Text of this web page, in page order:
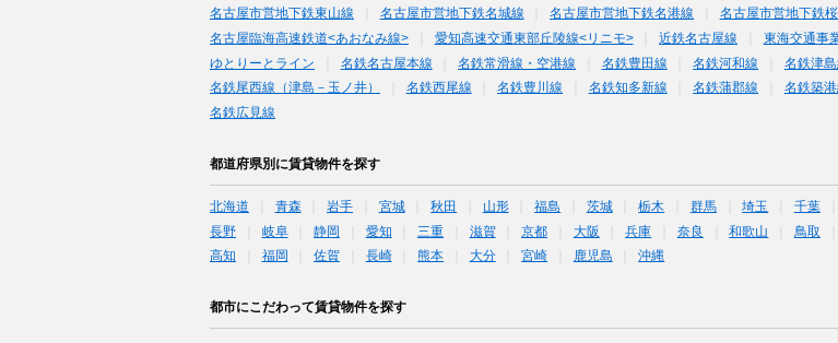
名古屋市営地下鉄東山線
名古屋市営地下鉄名城線 名古屋市営地下鉄名港線 名古屋市営地下鉄
名古屋臨海高速鉄道<あおなみ線>
愛知高速交通東部丘陵線<リニモ> 近鉄名古屋線 東海交通事
ゆとりーとライン
名鉄名古屋本線 名鉄常滑線・空港線 名鉄豊田線 名鉄河和線 名鉄津島
名鉄尾西線（津島－玉ノ井）
名鉄西尾線 名鉄豊川線 名鉄知多新線 名鉄蒲郡線 名鉄築港
名鉄広見線
都道府県別に賃貸物件を探す
北海道 青森 岩手 宮城 秋田 山形 福島 茨城 栃木 群馬 埼玉 千葉
長野
岐阜 静岡 愛知 三重 滋賀 京都 大阪 兵庫 奈良 和歌山 鳥取
高知
福岡 佐賀 長崎 熊本 大分 宮崎 鹿児島 沖縄
都市にこだわって賃貸物件を探す